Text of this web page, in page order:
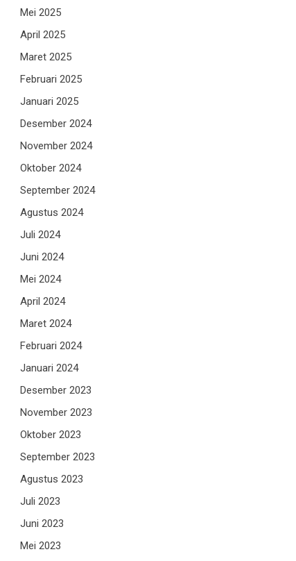
Mei 2025
April 2025
Maret 2025
Februari 2025
Januari 2025
Desember 2024
November 2024
Oktober 2024
September 2024
Agustus 2024
Juli 2024
Juni 2024
Mei 2024
April 2024
Maret 2024
Februari 2024
Januari 2024
Desember 2023
November 2023
Oktober 2023
September 2023
Agustus 2023
Juli 2023
Juni 2023
Mei 2023